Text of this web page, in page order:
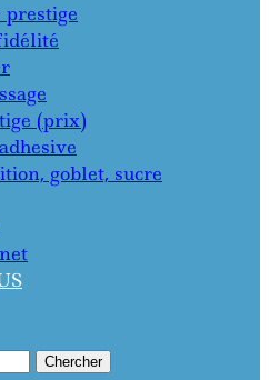
prestige
(prix)
goblet, sucre
Chercher